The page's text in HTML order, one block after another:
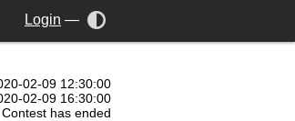
Login —
02-09 12:30:00
02-09 16:30:00
Contest has ended